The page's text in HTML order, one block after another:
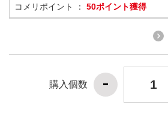
コメリポイント ： 50ポイント獲得
購入個数